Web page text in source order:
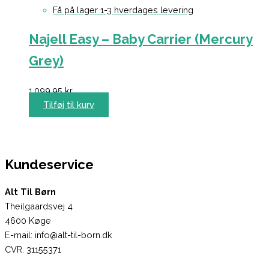
Få på lager 1-3 hverdages levering
Najell Easy – Baby Carrier (Mercury
Grey)
1.099,95kr.
Tilføj til kurv
Kundeservice
Alt Til Børn
Theilgaardsvej 4
4600 Køge
E-mail: info@alt-til-born.dk
CVR. 31155371